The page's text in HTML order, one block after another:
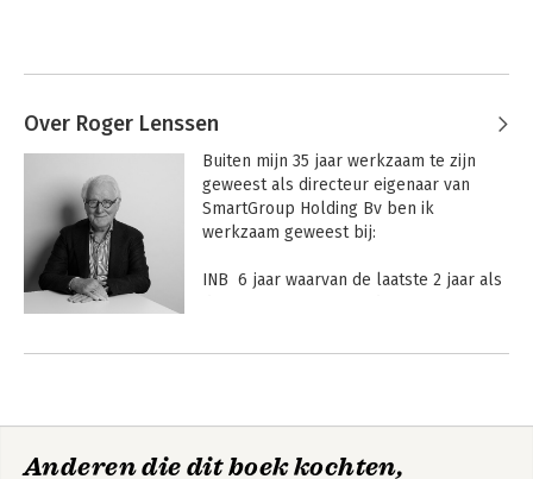
Over Roger Lenssen
Buiten mijn 35 jaar werkzaam te zijn
geweest als directeur eigenaar van
SmartGroup Holding Bv ben ik
werkzaam geweest bij:
INB  6 jaar waarvan de laatste 2 jaar als
Anderen die dit boek kochten,